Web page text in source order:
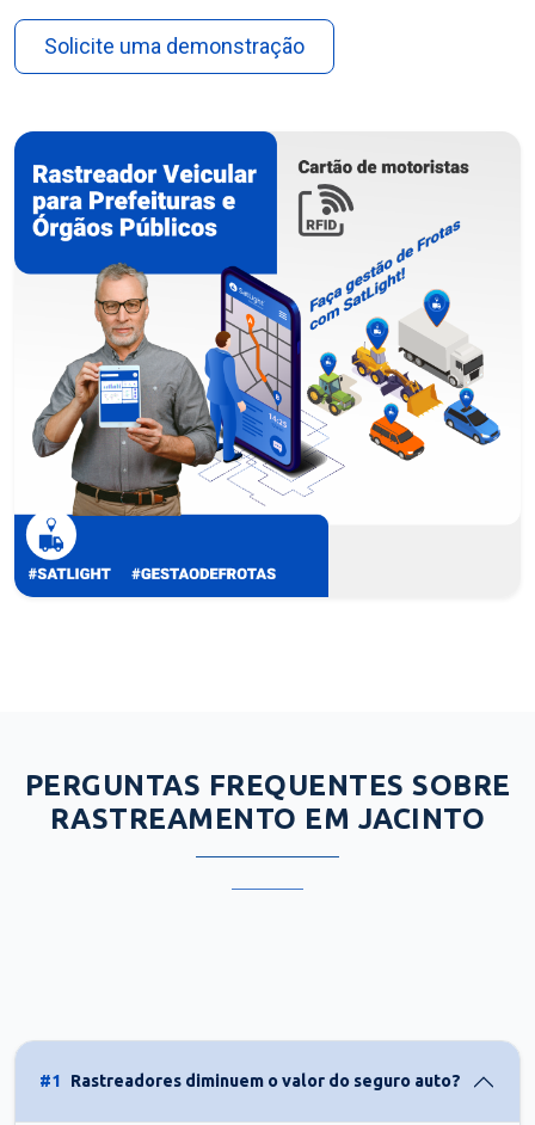
Solicite uma demonstração
PERGUNTAS FREQUENTES SOBRE
RASTREAMENTO EM JACINTO
#1 Rastreadores diminuem o valor do seguro auto?